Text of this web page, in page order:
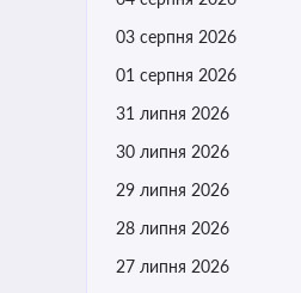
03 серпня 2026
01 серпня 2026
31 липня 2026
30 липня 2026
29 липня 2026
28 липня 2026
27 липня 2026